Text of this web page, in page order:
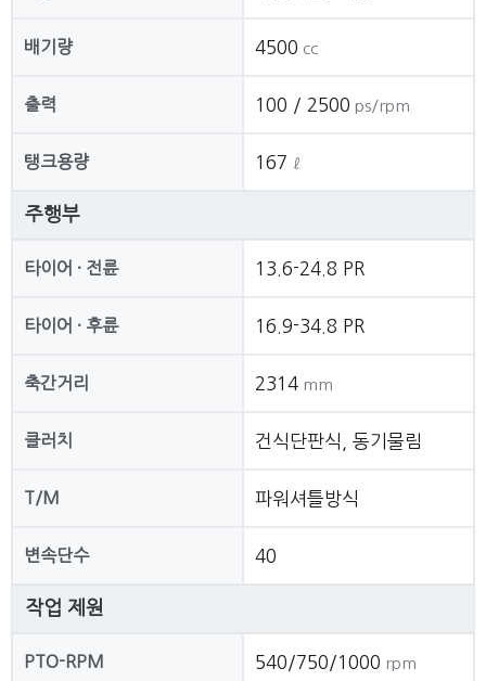
배기량 4500 cc
출력 100 / 2500 ps/rpm
탱크용량 167 ℓ
주행부
타이어 · 전륜 13.6-24.8 PR
타이어 · 후륜 16.9-34.8 PR
축간거리 2314 mm
클러치 건식단판식, 동기물림
T/M 파워셔틀방식
변속단수 40
작업 제원
PTO-RPM 540/750/1000 rpm